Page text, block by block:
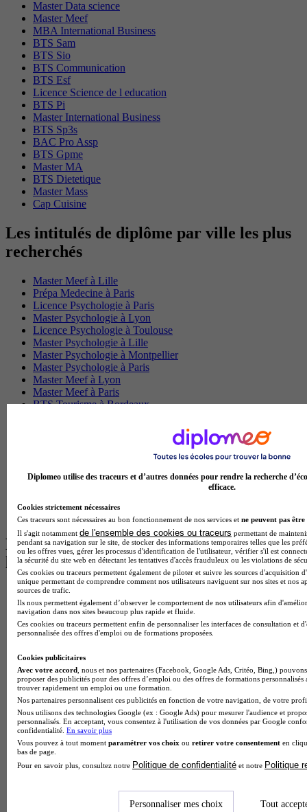
Master Data science
Master Meef
MBA International Business
BTS Sam
BTS Sio
BTS Communication
BTS Esf
Licence Science de l education
BTS Pi
Master International Business
BTS Sp3s
BAC Pro Assp
BTS Gpme
Master MA
BTS Dietetique
Master Mass
Cap Cuisine
Les intitulés de diplôme par ville les plus
recherchés
Master Meef à Lille
Prépa Medecine à Paris
Licence Psychologie à Paris
Master Psychologie à Lyon
Licence Psychologie à Toulouse
Master Psychologie à Lille
Master Psychologie à Montpellier
Master Psychologie à Paris
Master Meef à Lyon
Master Meef à Paris
BTS Tourisme à Bordeaux
BTS Communication à Bordeaux
BTS Communication à Lyon
BTS Ndrc à Lyon
Les intitulés de diplôme par alternance
les plus recherchés
BTS Esf en alternance
BTS Dietetique en alternance
BTS Mco en alternance
BTS Pi en alternance
Master CCA en alternance
BTS Ndrc en alternance
BTS Sam en alternance
Cap Fleuriste en alternance
BTS Sio en alternance
MSc Marketing Digital en alternance
BTS Gpme en alternance
Cap Electricien en alternance
BTS Gpn en alternance
BTS Domotique en alternance
BTS Sta en alternance
Diplomeo utilise des traceurs et d’autres données pour rendre la recherche
efficace.
Cookies strictement nécessaires
Ces traceurs sont nécessaires au bon fonctionnement de nos services et ne peuvent pas être
Il s'agit notamment de l'ensemble des cookies ou traceurs permettant de
pendant sa navigation sur le site, de stocker des informations temporaires telles que les
ou les offres vues, gérer les processus d'identification de l'utilisateur, vérifier s'il est
la sécurité du site web en détectant les tentatives d'accès frauduleux ou les violations de
Ces cookies ou traceurs permettent également de piloter et suivre les sources d'acquisition
unique permettant de comprendre comment nos utilisateurs naviguent sur nos sites et nos
sources de trafic.
Ils nous permettent également d’observer le comportement de nos utilisateurs afin
navigation dans nos sites beaucoup plus rapide et fluide.
Ces cookies ou traceurs permettent enfin de personnaliser les interfaces de consultation et
personnalisée des offres d'emploi ou de formations proposées.
Cookies publicitaires
Avec votre accord , nous et nos partenaires (Facebook, Google Ads, Critéo, Bing,)
proposer des publicités pour des offres d’emploi ou des offres de formations
trouver rapidement un emploi ou une formation.
Nos partenaires personnalisent ces publicités en fonction de votre navigation, de votre
Nous utilisons des technologies Google (ex : Google Ads) pour mesurer l'audience et
personnalisés. En acceptant, vous consentez à l'utilisation de vos données par Google
confidentialité. En savoir plus
Vous pouvez à tout moment paramétrer vos choix ou retirer votre consentement en
bas de page.
Pour en savoir plus, consultez notre Politique de confidentialité et notre Politique
Personnaliser mes choix Tout